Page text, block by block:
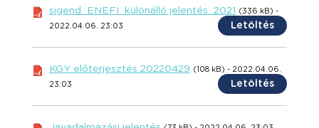
sigend_ENEFI_különálló jelentés_2021 (336 kB) -
2022.04.06. 23:03 Letöltés
KGY előterjesztés 20220429 (108 kB) - 2022.04.06.
23:03 Letöltés